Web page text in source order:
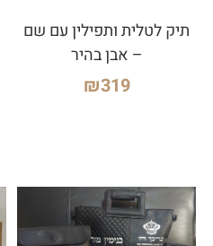
תיק לטלית ותפילין עם שם
– אבן בהיר
₪319